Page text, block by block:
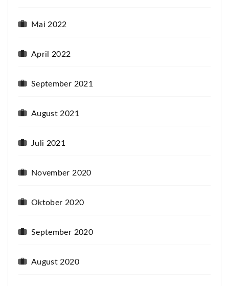
Mai 2022
April 2022
September 2021
August 2021
Juli 2021
November 2020
Oktober 2020
September 2020
August 2020